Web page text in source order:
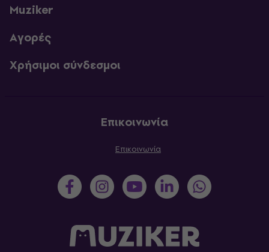
Muziker
Αγορές
Χρήσιμοι σύνδεσμοι
Επικοινωνία
Επικοινωνία